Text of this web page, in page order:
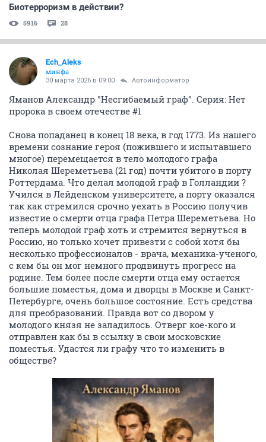
Биотерроризм в действии?
5916 28
Ech_Aleks
минфа
30 марта 2026 в 09:00 Автоинформатор
Яманов Александр "Несгибаемый граф". Серия: Нет
пророка в своем отечестве #1
Снова попаданец в конец 18 века, в год 1773. Из нашего
времени сознание героя (пожившего и испытавшего
многое) перемещается в тело молодого графа
Николая Шереметьева (21 год) почти убитого в порту
Роттердама. Что делал молодой граф в Голландии ?
Учился в Лейденском университете, а порту оказался
так как стремился срочно уехать в Россию получив
известие о смерти отца графа Петра Шереметьева. Но
теперь молодой граф хоть и стремится вернуться в
Россию, но только хочет привезти с собой хотя бы
несколько профессионалов - врача, механика-ученого,
с кем бы он мог немного продвинуть прогресс на
родине. Тем более после смерти отца ему остается
большие поместья, дома и дворцы в Москве и Санкт-
Петербурге, очень большое состояние. Есть средства
для преобразований. Правда вот со двором у
молодого князя не заладилось. Отверг кое-кого и
отправлен как бы в ссылку в свои московские
поместья. Удастся ли графу что то изменить в
обществе?